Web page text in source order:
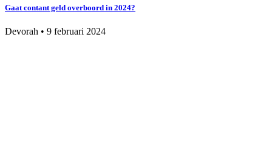
Gaat contant geld overboord in 2024?
Devorah • 9 februari 2024